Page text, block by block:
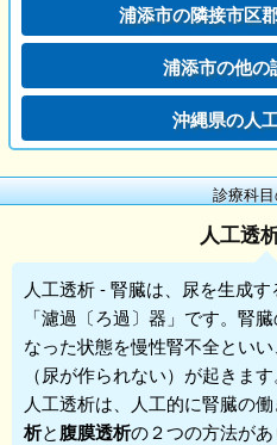
浦添市の隣接市区
浦添市の他の
沖縄県の人
診療科
人工透
人工透析- 腎臓は、尿を生成
「濾過〔ろ過〕器」です。腎
なった状態を慢性腎不全とい
（尿が作られない）が起きます
人工透析は、人工的に腎臓の働
析と腹膜透析の２つの方法があ